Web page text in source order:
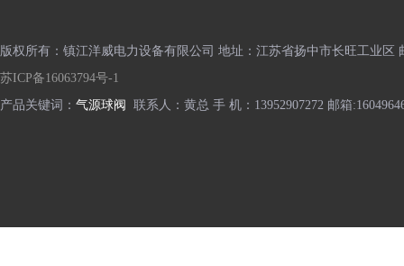
版权所有：镇江洋威电力设备有限公司 地址：江苏省扬中市长旺工业区
苏ICP备16063794号-1
产品关键词： 气源球阀 联系人：黄总 手 机：13952907272 邮箱